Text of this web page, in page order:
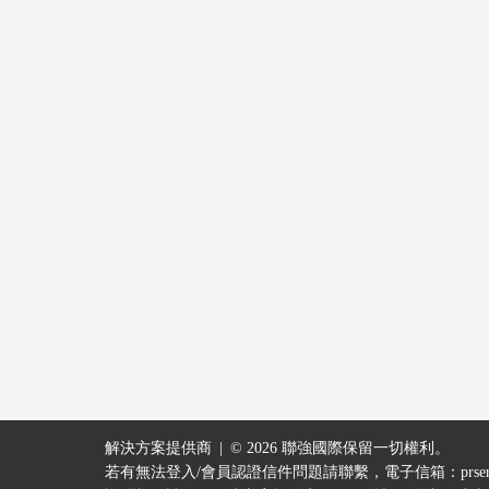
解決方案提供商
© 2026 聯強國際保留一切權利。
若有無法登入/會員認證信件問題請聯繫，電子信箱：